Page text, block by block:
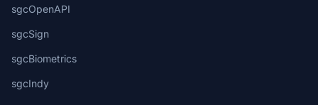
sgcOpenAPI
sgcSign
sgcBiometrics
sgcIndy